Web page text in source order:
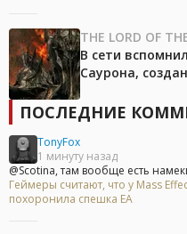
THE LORD OF
В сети
Саурона,
ПОСЛЕДНИЕ
TonyFox
1 минуту назад
@Scotina, там вообще есть
Геймеры считают, что у Mass
похоронила спешка EA